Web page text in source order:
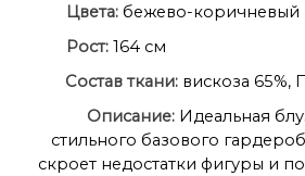
Цвета: бежево-коричневый
Рост: 164 см
Состав ткани: вискоза 65%,
Описание:Идеальная
стильного базового
скроет недостатки фигуры и